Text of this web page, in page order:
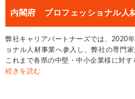
内閣府 プロフェッショナル人
弊社キャリアパートナーズでは、2020
ョナル人材事業へ参入し、弊社の専門
これまで各県の中堅・中小企業様に対
続きを読む